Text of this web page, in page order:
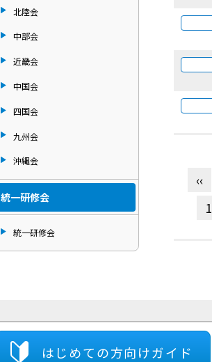
北陸会
中部会
近畿会
中国会
四国会
九州会
沖縄会
統一研修会
統一研修会
‹‹
はじめての方向けガイド